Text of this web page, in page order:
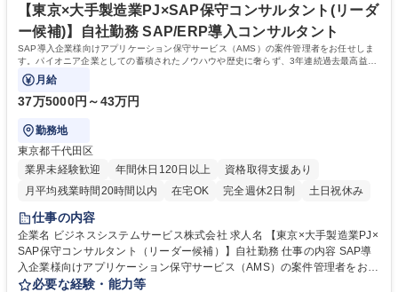
研修制度を改善中) 学歴・資格 学歴：大学院 大学 高専 短大 専修学校 高校
語学力： 資格：
【東京×大手製造業PJ×SAP保守コンサルタント(リーダ
ー候補)】自社勤務 SAP/ERP導入コンサルタント
SAP導入企業様向けアプリケーション保守サービス（AMS）の案件管理者をお任せしま
す。パイオニア企業としての蓄積されたノウハウや歴史に奢らず、3年連続過去最高益を
上げるなど今でも成長中の企業です。
月給
37万5000円～43万円
勤務地
東京都千代田区
業界未経験歓迎
年間休日120日以上
資格取得支援あり
月平均残業時間20時間以内
在宅OK 完全週休2日制 土日祝休み
仕事の内容
企業名 ビジネスシステムサービス株式会社 求人名 【東京×大手製造業PJ×
SAP保守コンサルタント（リーダー候補）】自社勤務 仕事の内容 SAP導
入企業様向けアプリケーション保守サービス（AMS）の案件管理者をお任
せします。パイオニア企業としての蓄積されたノウハウや歴史に奢らず、
必要な経験・能力等